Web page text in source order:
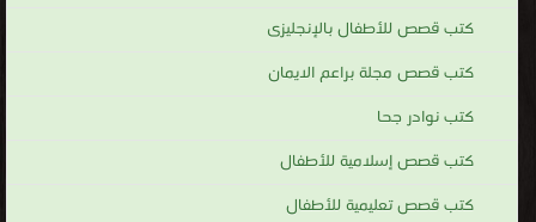
كتب قصص للأطفال بالإنجليزى
كتب قصص مجلة براعم الايمان
كتب نوادر جحا
كتب قصص إسلامية للأطفال
كتب قصص تعليمية للأطفال